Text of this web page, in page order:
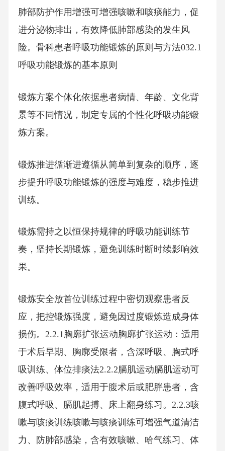
肺部防护作用增强可增强咳嗽和咳痰能力，促
进分泌物排出，有效降低肺部感染的发生风
险。骨科患者呼吸功能锻炼的原则与方法032.1
呼吸功能锻炼的基本原则
锻炼方案个体化依据患者病情、年龄、文化背
景等不同情况，制定专属的个性化呼吸功能锻
炼方案。
锻炼推进循渐进遵循从简单到复杂的顺序，逐
步提升呼吸功能锻炼的强度与难度，稳步推进
训练。
锻炼需持之以恒保持规律的呼吸功能训练节
奏，坚持长期锻炼，避免训练时断时续影响效
果。
锻炼安全放首位训练过程中密切观察患者反
应，把控锻炼强度，避免因过度锻炼造成身体
损伤。2.2.1胸廓扩张运动胸廓扩张运动：适用
于术后早期、胸廓受限者，含深呼吸、胸式呼
吸训练、体位排痰法2.2.2膈肌运动膈肌运动可
改善呼吸效率，适用于腹术后或肥胖患者，含
腹式呼吸、膈肌起搏、床上翻身练习。2.2.3咳
嗽与咳痰训练咳嗽与咳痰训练可增强气道清洁
力、防肺部感染，含有效咳嗽、哈气练习、体